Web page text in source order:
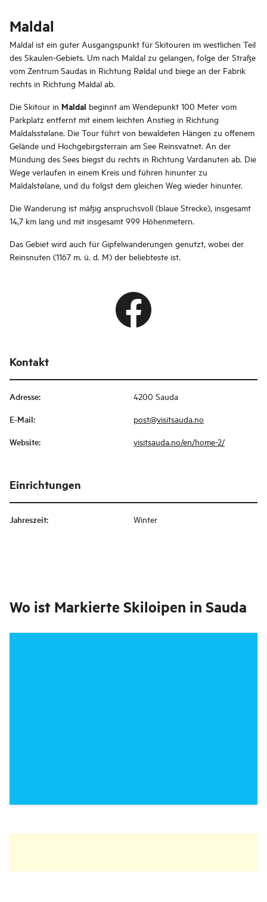
Maldal
Maldal ist ein guter Ausgangspunkt für Skitouren im westlichen Teil
des Skaulen-Gebiets. Um nach Maldal zu gelangen, folge der Straße
vom Zentrum Saudas in Richtung Røldal und biege an der Fabrik
rechts in Richtung Maldal ab.
Die Skitour in Maldal beginnt am Wendepunkt 100 Meter vom
Parkplatz entfernt mit einem leichten Anstieg in Richtung
Maldalsstølane. Die Tour führt von bewaldeten Hängen zu offenem
Gelände und Hochgebirgsterrain am See Reinsvatnet. An der
Mündung des Sees biegst du rechts in Richtung Vardanuten ab. Die
Wege verlaufen in einem Kreis und führen hinunter zu
Maldalstølane, und du folgst dem gleichen Weg wieder hinunter.
Die Wanderung ist mäßig anspruchsvoll (blaue Strecke), insgesamt
14,7 km lang und mit insgesamt 999 Höhenmetern.
Das Gebiet wird auch für Gipfelwanderungen genutzt, wobei der
Reinsnuten (1167 m. ü. d. M) der beliebteste ist.
Kontakt
Adresse: 4200 Sauda
E-Mail: post@visitsauda.no
Website: visitsauda.no/en/home-2/
Einrichtungen
Jahreszeit: Winter
Wo ist Markierte Skiloipen in Sauda